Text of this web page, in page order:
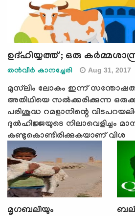
ഉദ്ഹിയ്യത്ത് ; ഒരു
തന്‍വീര്‍ കാനച്ചേരി Aug 31, 2017
മുസ്‌ലിം ലോകം ഇന്ന്
അതിഥിയെ സല്‍ക്കരിക്കുന്ന
പരിശുദ്ധ റമളാനിന്റെ
ദുല്‍ഹിജ്ജയുടെ നിലാവെളിച്ചം
കണ്ടുകൊണ്ടിരിക്കുകയാണ് വിശ
മൃഗബലിയും